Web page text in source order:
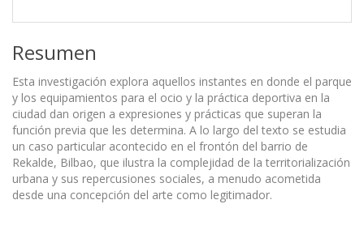
Resumen
Esta investigación explora aquellos instantes en donde el parque
y los equipamientos para el ocio y la práctica deportiva en la
ciudad dan origen a expresiones y prácticas que superan la
función previa que les determina. A lo largo del texto se estudia
un caso particular acontecido en el frontón del barrio de
Rekalde, Bilbao, que ilustra la complejidad de la territorialización
urbana y sus repercusiones sociales, a menudo acometida
desde una concepción del arte como legitimador.